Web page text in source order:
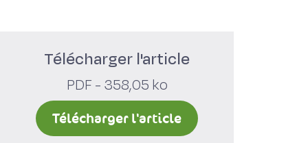
Télécharger l'article
PDF - 358,05 ko
Télécharger l'article